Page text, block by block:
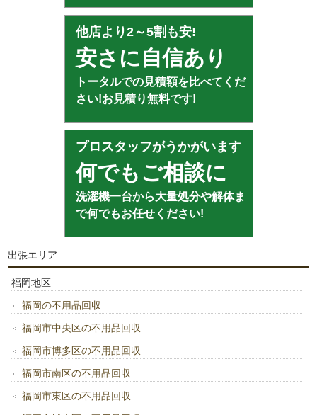
他店より2～5割も安!
安さに自信あり
トータルでの見積額を比べてくだ
さい!お見積り無料です!
プロスタッフがうかがいます
何でもご相談に
洗濯機一台から大量処分や解体ま
で何でもお任せください!
出張エリア
福岡地区
福岡の不用品回収
福岡市中央区の不用品回収
福岡市博多区の不用品回収
福岡市南区の不用品回収
福岡市東区の不用品回収